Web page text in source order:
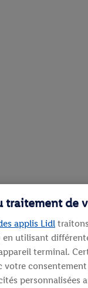
de
applis Lidl
utilisant
terminal.
personnalisées